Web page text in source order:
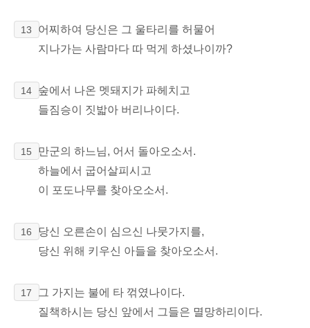
13
어찌하여 당신은 그 울타리를 허물어
지나가는 사람마다 따 먹게 하셨나이까?
14
숲에서 나온 멧돼지가 파헤치고
들짐승이 짓밟아 버리나이다.
15
만군의 하느님, 어서 돌아오소서.
하늘에서 굽어살피시고
이 포도나무를 찾아오소서.
16
당신 오른손이 심으신 나뭇가지를,
당신 위해 키우신 아들을 찾아오소서.
17
그 가지는 불에 타 꺾였나이다.
질책하시는 당신 앞에서 그들은 멸망하리이다.